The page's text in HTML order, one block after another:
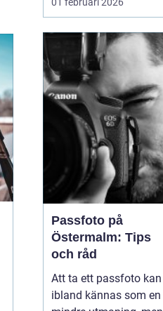
alla de små detaljerna
som annars lätt
försvinner. För många i
och runt Umeå har
fotografering blivit ett
sätt att både beva...
Passfoto på
Östermalm: Tips
och råd
Att ta ett passfoto kan
ibland kännas som en